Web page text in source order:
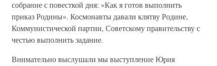
собрание с повесткой дня: «Как я готов выполнить
приказ Родины». Космонавты давали клятву Родине,
Коммунистической партии, Советскому правительству с
честью выполнить задание.
Внимательно выслушали мы выступление Юрия